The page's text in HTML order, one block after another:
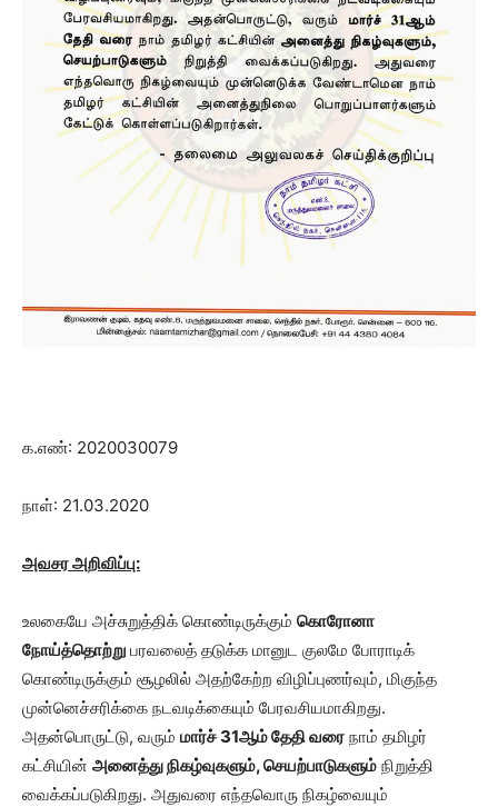
க.எண்: 2020030079
நாள்: 21.03.2020
அவசர அறிவிப்பு:
உலகையே அச்சுறுத்திக் கொண்டிருக்கும் கொரோனா
நோய்த்தொற்று பரவலைத் தடுக்க மானுட குலமே போராடிக்
கொண்டிருக்கும் சூழலில் அதற்கேற்ற விழிப்புணர்வும், மிகுந்த
முன்னெச்சரிக்கை நடவடிக்கையும் பேரவசியமாகிறது.
அதன்பொருட்டு, வரும் மார்ச்31ஆம் தேதி வரை நாம் தமிழர்
கட்சியின் அனைத்து நிகழ்வுகளும், செயற்பாடுகளும் நிறுத்தி
வைக்கப்படுகிறது. அதுவரை எந்தவொரு நிகழ்வையும்